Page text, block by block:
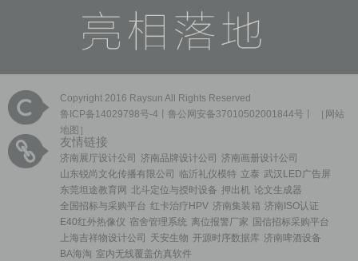
Copyright 2016 Raysun All Rights Reserved
鲁ICP备14029798号-4 丨鲁公网安备37010502001844号丨 ［ 网站
地图 ］
友情链接
济南展厅设计公司 济南品牌设计公司 济南画册设计公司
山东锐尚文化传播有限公司 临沂礼仪模特 立泰 武汉LED广告屏
东莞坦途教育网 北斗定位与授时设备 押出机 论文生成器
全国招标与采购平台 红卡治疗HPV 济南集装箱 济南ISO认证
E40红外热像仪 宿舍管理系统 离位报警厂家 国信招标采购平台
上海吉祥物设计公司 天安生物 开源时序数据库 济南啤酒设备
BA海淘 室内无线覆盖仿真软件